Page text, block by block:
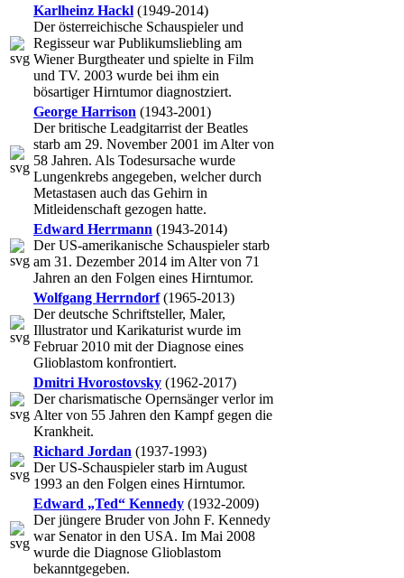
Karlheinz Hackl (1949-2014)
Der österreichische Schauspieler und
Regisseur war Publikumsliebling am
Wiener Burgtheater und spielte in Film
und TV. 2003 wurde bei ihm ein
bösartiger Hirntumor diagnostziert.
George Harrison (1943-2001)
Der britische Leadgitarrist der Beatles
starb am 29. November 2001 im Alter von
58 Jahren. Als Todesursache wurde
Lungenkrebs angegeben, welcher durch
Metastasen auch das Gehirn in
Mitleidenschaft gezogen hatte.
Edward Herrmann (1943-2014)
Der US-amerikanische Schauspieler starb
am 31. Dezember 2014 im Alter von 71
Jahren an den Folgen eines Hirntumor.
Wolfgang Herrndorf(1965-2013)
Der deutsche Schriftsteller, Maler,
Illustrator und Karikaturist wurde im
Februar 2010 mit der Diagnose eines
Glioblastom konfrontiert.
Dmitri Hvorostovsky (1962-2017)
Der charismatische Opernsänger verlor im
Alter von 55 Jahren den Kampf gegen die
Krankheit.
Richard Jordan (1937-1993)
Der US-Schauspieler starb im August
1993 an den Folgen eines Hirntumor.
Edward „Ted“ Kennedy (1932-2009)
Der jüngere Bruder von John F. Kennedy
war Senator in den USA. Im Mai 2008
wurde die Diagnose Glioblastom
bekanntgegeben.